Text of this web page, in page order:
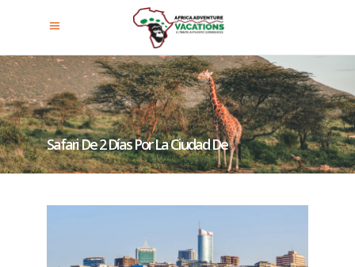
Safari De 2 Días Por La Ciudad De
Gorilas De Mgahinga